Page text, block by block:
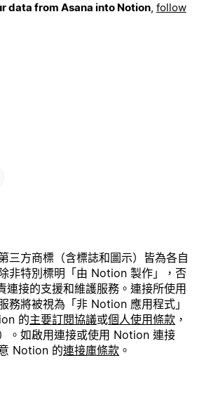
data from Asana into Notion, follow
三方商標（含標誌和圖示）皆為各自
非特別標明「由 Notion 製作」，否
連接的支援和維護服務。連接所使用
務將被視為「非 Notion 應用程式」
的主要訂閱協議或個人使用條款 ，
。如啟用連接或使用 Notion 連接
Notion 的連接庫條款 。